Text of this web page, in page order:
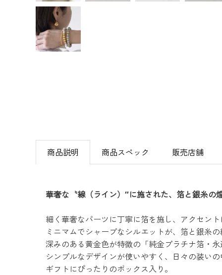
商品説明 商品スペック 販売店舗
華奢な〝線（ライン）″に施された、箔と銀糸の
細く華奢なパーツに丁寧に箔を施し、アクセン
ミニマムでシャープなシルエットが、箔と銀糸
深みのある黄金色が特徴の「純金プラチナ箔・
シンプルなデザインが使いやすく、日々の装い
ギフトにぴったりのボックス入り。